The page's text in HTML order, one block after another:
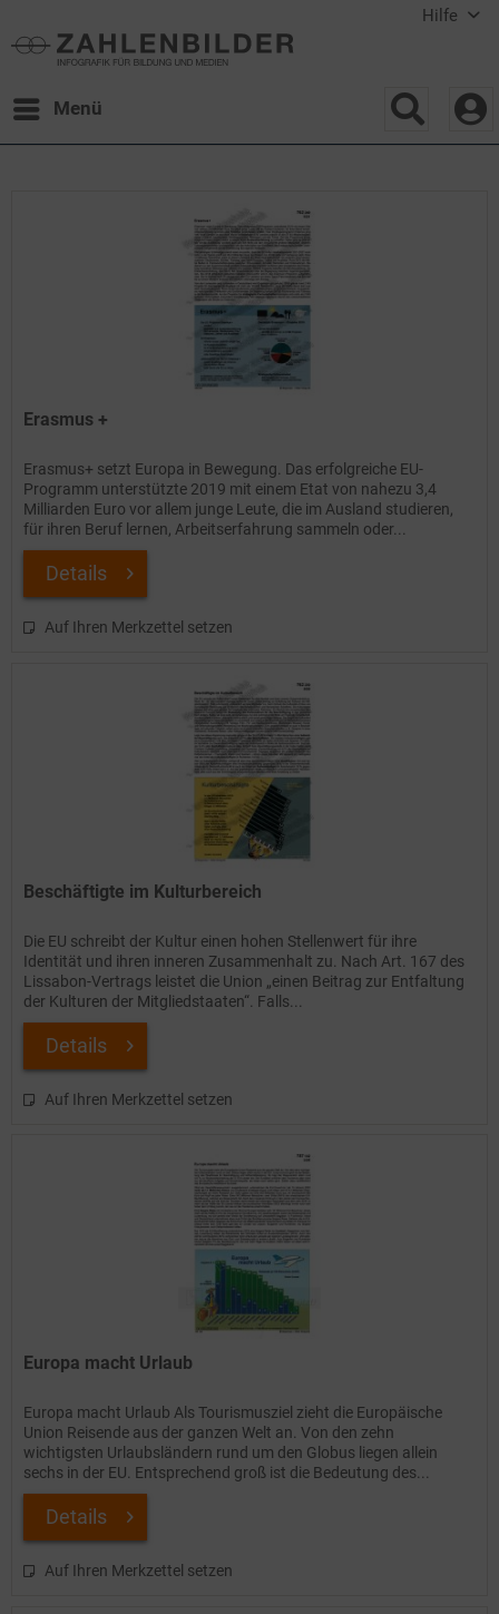
Hilfe
Menü
Erasmus +
Erasmus+ setzt Europa in Bewegung. Das erfolgreiche EU-
Programm unterstützte 2019 mit einem Etat von nahezu 3,4
Milliarden Euro vor allem junge Leute, die im Ausland studieren,
für ihren Beruf lernen, Arbeitserfahrung sammeln oder...
Details
Auf Ihren Merkzettel setzen
Beschäftigte im Kulturbereich
Die EU schreibt der Kultur einen hohen Stellenwert für ihre
Identität und ihren inneren Zusammenhalt zu. Nach Art. 167 des
Lissabon-Vertrags leistet die Union „einen Beitrag zur Entfaltung
der Kulturen der Mitgliedstaaten“. Falls...
Details
Auf Ihren Merkzettel setzen
Europa macht Urlaub
Europa macht Urlaub Als Tourismusziel zieht die Europäische
Union Reisende aus der ganzen Welt an. Von den zehn
wichtigsten Urlaubsländern rund um den Globus liegen allein
sechs in der EU. Entsprechend groß ist die Bedeutung des...
Details
Auf Ihren Merkzettel setzen